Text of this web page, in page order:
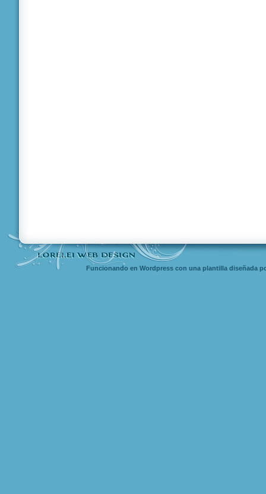
Funcionando en Wordpress con una plantilla diseñada